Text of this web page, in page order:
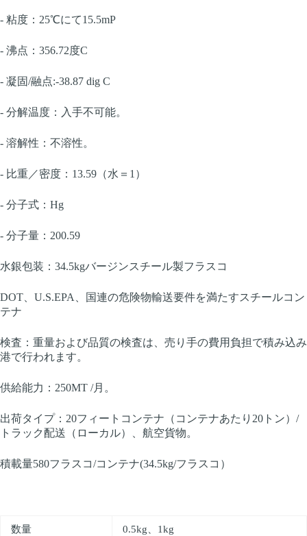
- 粘度：25℃にて15.5mP
- 沸点：356.72度C
- 凝固/融点:-38.87 dig C
- 分解温度：入手不可能。
- 溶解性：不溶性。
- 比重／密度：13.59（水＝1）
- 分子式：Hg
- 分子量：200.59
水銀包装：34.5kgバージンスチール製フラスコ
DOT、U.S.EPA、国連の危険物輸送要件を満たすスチールコン
テナ
検査：重量および品質の検査は、売り手の費用負担で積み込み
港で行われます。
供給能力：250MT /月。
出荷タイプ：20フィートコンテナ（コンテナあたり20トン）/
トラック配送（ローカル）、航空貨物。
積載量580フラスコ/コンテナ(34.5kg/フラスコ）
数量 0.5kg、1kg